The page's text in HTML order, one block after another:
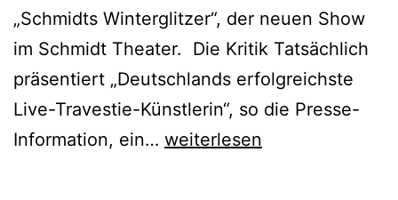
„Schmidts Winterglitzer“, der neuen Show
im Schmidt Theater. Die Kritik Tatsächlich
präsentiert „Deutschlands erfolgreichste
Live-Travestie-Künstlerin“, so die Presse-
Information, ein… Schmidts
weiterlesen